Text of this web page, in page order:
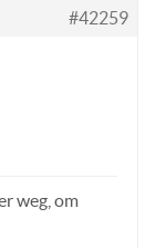
#42259
weg, om